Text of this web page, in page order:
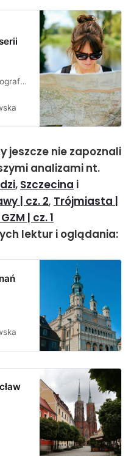
jeszcze nie zapoznali
analizami nt.
, Szczecina i
| cz. 2, Trójmiasta |
| cz. 1
lektur i oglądania: